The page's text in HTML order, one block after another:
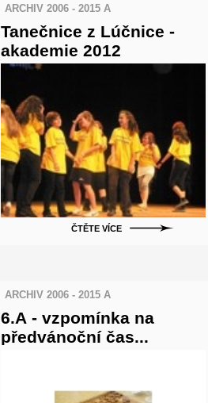
ARCHIV 2006 - 2015 A
Tanečnice z Lúčnice -
akademie 2012
ČTĚTE VÍCE
ARCHIV 2006 - 2015 A
6.A - vzpomínka na
předvánoční čas...